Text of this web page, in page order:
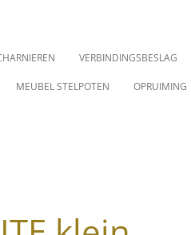
VERBINDINGSBESLAG
MEUBEL STELPOTEN OPRUIMING